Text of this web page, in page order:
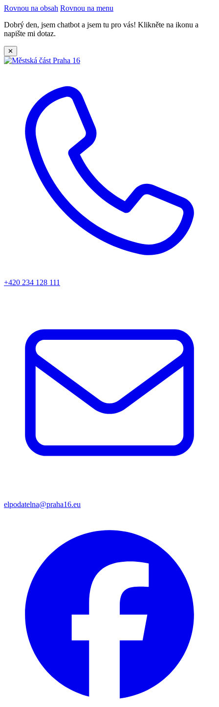
Rovnou na obsah Rovnou na menu
Dobrý den, jsem chatbot a jsem tu pro vás! Klikněte na ikonu a
napište mi dotaz.
✕
+420 234 128 111
elpodatelna@praha16.eu